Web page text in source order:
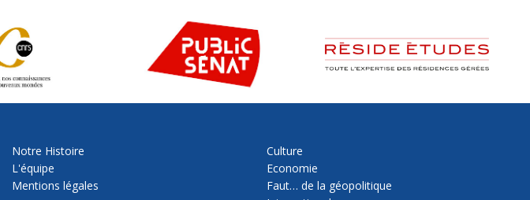
Notre Histoire
L'équipe
Mentions légales
Culture
Economie
Faut… de la géopolitique